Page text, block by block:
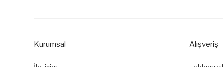
Ürün bilgilerinde hatalar bulunuyor.
Kurumsal Alışveriş